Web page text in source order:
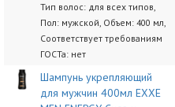
Тип волос: для всех типов,
Пол: мужской, Объем: 400 мл,
Соответствует требованиям
ГОСТа: нет
Шампунь укрепляющий
для мужчин 400мл EXXE